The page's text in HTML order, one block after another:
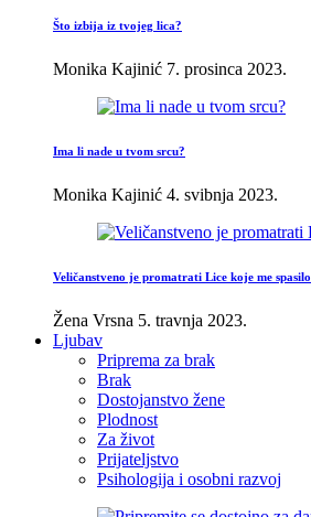
Što izbija iz tvojeg lica?
Monika Kajinić 7. prosinca 2023.
Ima li nade u tvom srcu?
Monika Kajinić 4. svibnja 2023.
Veličanstveno je promatrati Lice koje me spasilo
Žena Vrsna 5. travnja 2023.
Ljubav
Priprema za brak
Brak
Dostojanstvo žene
Plodnost
Za život
Prijateljstvo
Psihologija i osobni razvoj